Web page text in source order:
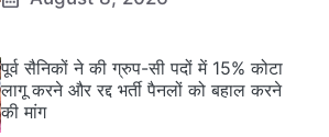
पूर्व सैनिकों ने की ग्रुप-सी पदों में 15% कोटा
लागू करने और रद्द भर्ती पैनलों को बहाल करने
की मांग